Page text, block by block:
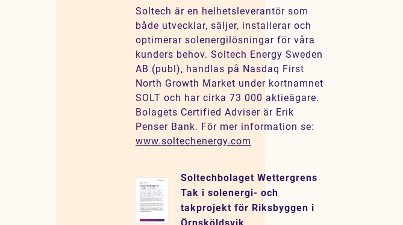
Soltech är en helhetsleverantör som
både utvecklar, säljer, installerar och
optimerar solenergilösningar för våra
kunders behov. Soltech Energy Sweden
AB (publ), handlas på Nasdaq First
North Growth Market under kortnamnet
SOLT och har cirka 73 000 aktieägare.
Bolagets Certified Adviser är Erik
Penser Bank. För mer information se:
www.soltechenergy.com
Soltechbolaget Wettergrens
Tak i solenergi- och
takprojekt för Riksbyggen i